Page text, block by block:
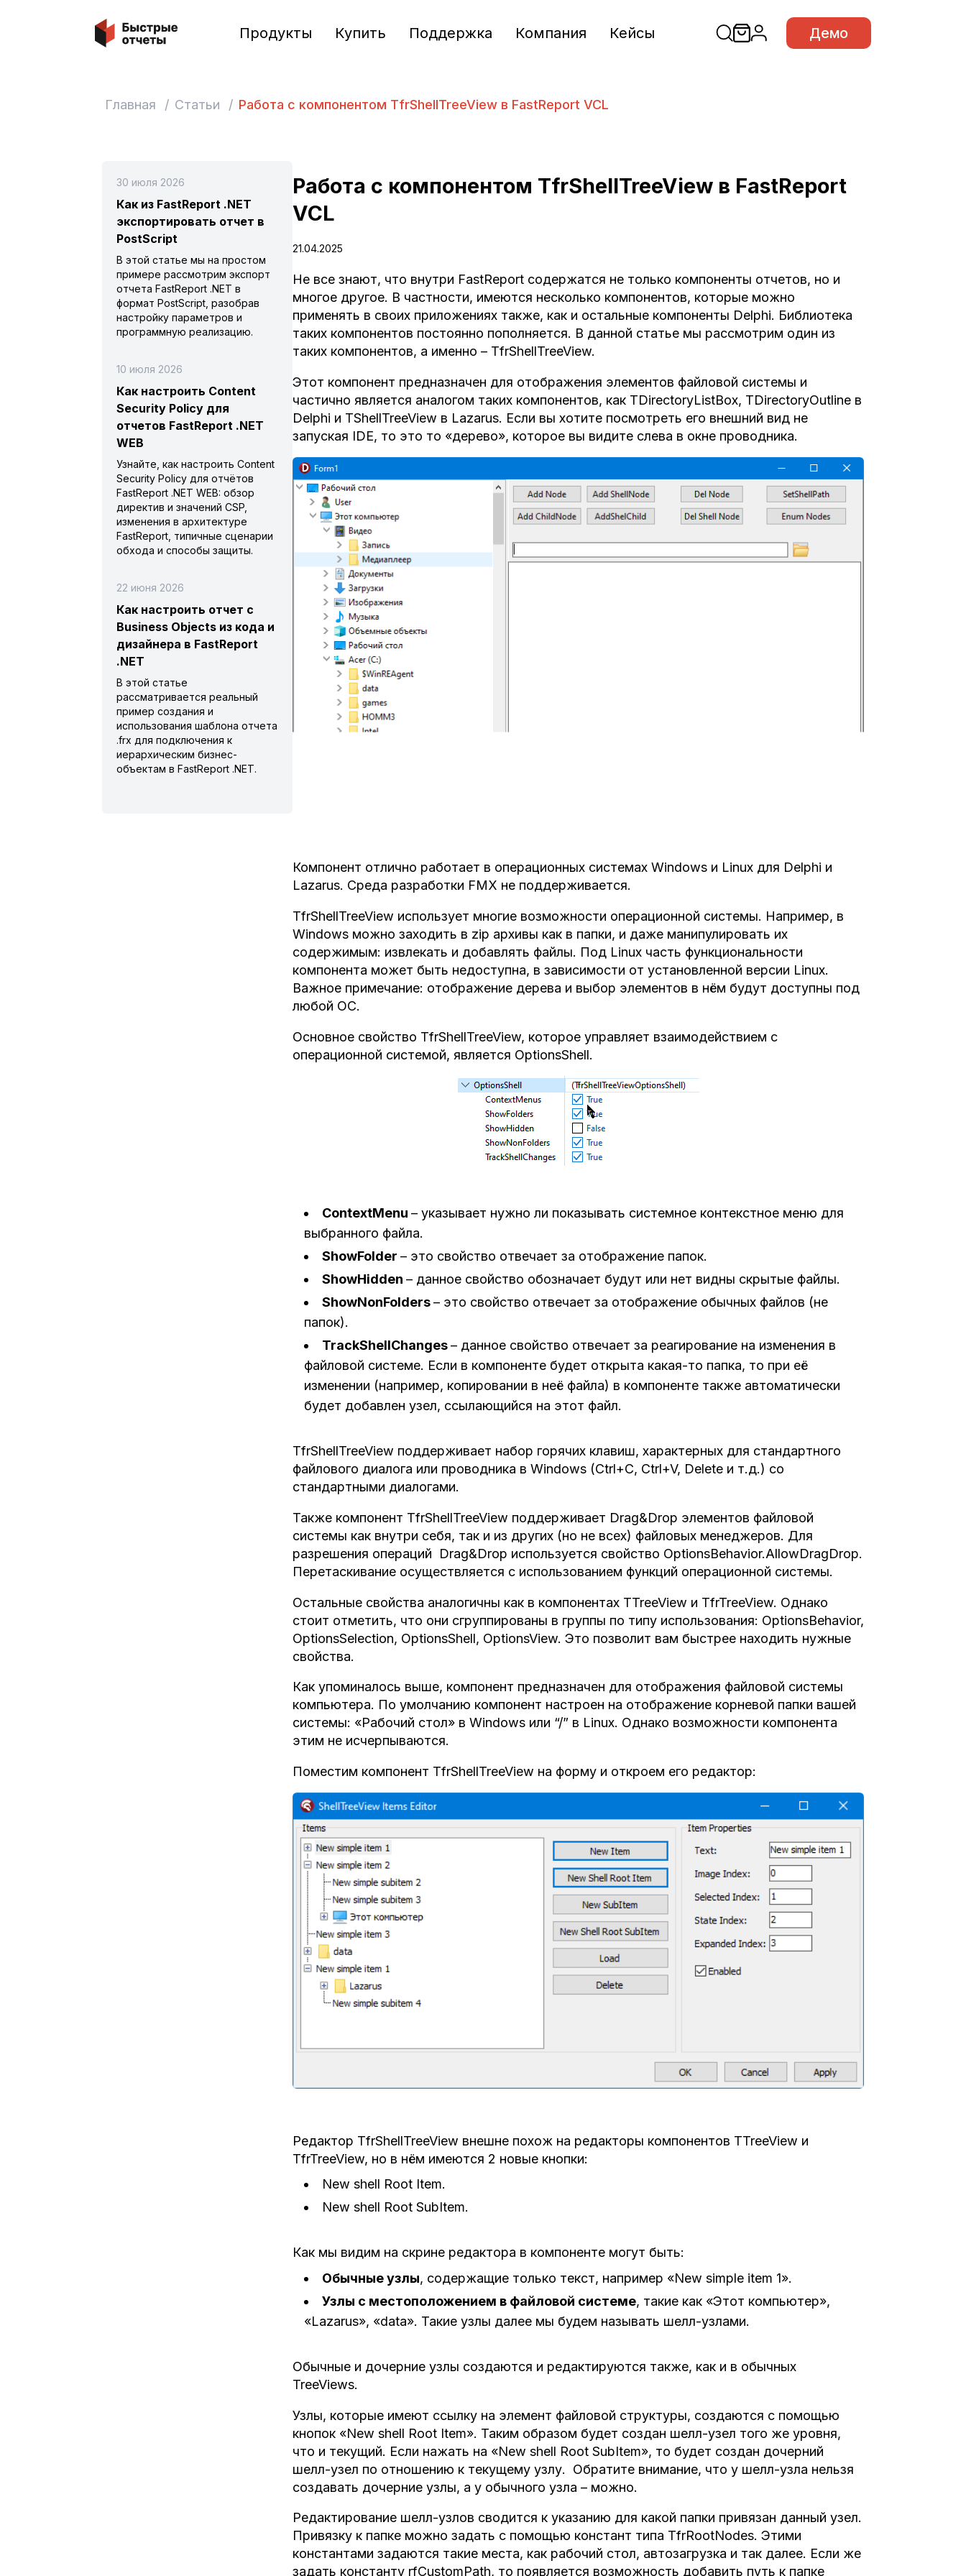
Быстрые отчеты Продукты Купить Поддержка Компания Кейсы Демо
Главная / Статьи / Работа с компонентом TfrShellTreeView в FastReport VCL
Работа с компонентом TfrShellTreeView в FastReport
VCL
21.04.2025
Не все знают, что внутри FastReport содержатся не только компоненты отчетов, но и
многое другое. В частности, имеются несколько компонентов, которые можно
применять в своих приложениях также, как и остальные компоненты Delphi. Библиотека
таких компонентов постоянно пополняется. В данной статье мы рассмотрим один из
таких компонентов, а именно – TfrShellTreeView.
Этот компонент предназначен для отображения элементов файловой системы и
частично является аналогом таких компонентов, как TDirectoryListBox, TDirectoryOutline в
Delphi и TShellTreeView в Lazarus. Если вы хотите посмотреть его внешний вид не
запуская IDE, то это то «дерево», которое вы видите слева в окне проводника.
Компонент отлично работает в операционных системах Windows и Linux для Delphi и
Lazarus. Среда разработки FMX не поддерживается.
TfrShellTreeView использует многие возможности операционной системы. Например, в
Windows можно заходить в zip архивы как в папки, и даже манипулировать их
содержимым: извлекать и добавлять файлы. Под Linux часть функциональности
компонента может быть недоступна, в зависимости от установленной версии Linux.
Важное примечание: отображение дерева и выбор элементов в нём будут доступны под
любой ОС.
Основное свойство TfrShellTreeView, которое управляет взаимодействием с
операционной системой, является OptionsShell.
ContextMenu – указывает нужно ли показывать системное контекстное меню для
выбранного файла.
ShowFolder – это свойство отвечает за отображение папок.
ShowHidden – данное свойство обозначает будут или нет видны скрытые файлы.
ShowNonFolders– это свойство отвечает за отображение обычных файлов (не
папок).
TrackShellChanges– данное свойство отвечает за реагирование на изменения в
файловой системе. Если в компоненте будет открыта какая-то папка, то при её
изменении (например, копировании в неё файла) в компоненте также автоматически
будет добавлен узел, ссылающийся на этот файл.
TfrShellTreeView поддерживает набор горячих клавиш, характерных для стандартного
файлового диалога или проводника в Windows (Ctrl+С, Ctrl+V, Delete и т.д.) со
стандартными диалогами.
Также компонент TfrShellTreeView поддерживает Drag&Drop элементов файловой
системы как внутри себя, так и из других (но не всех) файловых менеджеров. Для
разрешения операций Drag&Drop используется свойство OptionsBehavior.AllowDragDrop.
Перетаскивание осуществляется с использованием функций операционной системы.
Остальные свойства аналогичны как в компонентах TTreeView и TfrTreeView. Однако
стоит отметить, что они сгруппированы в группы по типу использования: OptionsBehavior,
OptionsSelection, OptionsShell, OptionsView. Это позволит вам быстрее находить нужные
свойства.
Как упоминалось выше, компонент предназначен для отображения файловой системы
компьютера. По умолчанию компонент настроен на отображение корневой папки вашей
системы: «Рабочий стол» в Windows или “/” в Linux. Однако возможности компонента
этим не исчерпываются.
Поместим компонент TfrShellTreeView на форму и откроем его редактор:
Редактор TfrShellTreeView внешне похож на редакторы компонентов TTreeView и
TfrTreeView, но в нём имеются 2 новые кнопки:
New shell Root Item.
New shell Root SubItem.
Как мы видим на скрине редактора в компоненте могут быть:
Обычные узлы, содержащие только текст, например «New simple item 1».
Узлы с местоположением в файловой системе, такие как «Этот компьютер»,
«Lazarus», «data». Такие узлы далее мы будем называть шелл-узлами.
Обычные и дочерние узлы создаются и редактируются также, как и в обычных
TreeViews.
Узлы, которые имеют ссылку на элемент файловой структуры, создаются с помощью
кнопок «New shell Root Item». Таким образом будет создан шелл-узел того же уровня,
что и текущий. Если нажать на «New shell Root SubItem», то будет создан дочерний
шелл-узел по отношению к текущему узлу. Обратите внимание, что у шелл-узла нельзя
создавать дочерние узлы, а у обычного узла – можно.
Редактирование шелл-узлов сводится к указанию для какой папки привязан данный узел.
Привязку к папке можно задать с помощью констант типа TfrRootNodes. Этими
константами задаются такие места, как рабочий стол, автозагрузка и так далее. Если же
задать константу rfCustomPath, то появляется возможность добавить путь к папке
30 июля 2026
Как из FastReport .NET
экспортировать отчет в
PostScript
В этой статье мы на простом
примере рассмотрим экспорт
отчета FastReport .NET в
формат PostScript, разобрав
настройку параметров и
программную реализацию.
10 июля 2026
Как настроить Content
Security Policy для
отчетов FastReport .NET
WEB
Узнайте, как настроить Content
Security Policy для отчётов
FastReport .NET WEB: обзор
директив и значений CSP,
изменения в архитектуре
FastReport, типичные сценарии
обхода и способы защиты.
22 июня 2026
Как настроить отчет с
Business Objects из кода и
дизайнера в FastReport
.NET
В этой статье
рассматривается реальный
пример создания и
использования шаблона отчета
.frx для подключения к
иерархическим бизнес-
объектам в FastReport .NET.